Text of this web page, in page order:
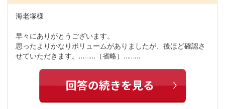
海老塚様
早々にありがとうございます。
思ったよりかなりボリュームがありましたが、後ほど確認さ
せていただきます。………（省略）………